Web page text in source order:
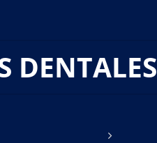
DENTALES